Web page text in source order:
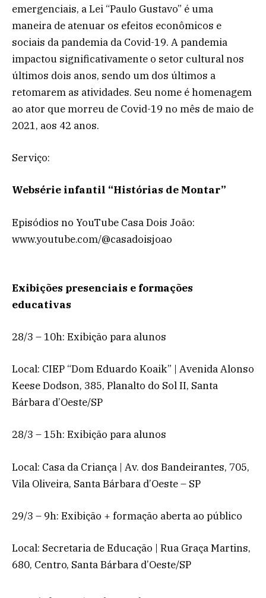
emergenciais, a Lei “Paulo Gustavo” é uma
maneira de atenuar os efeitos econômicos e
sociais da pandemia da Covid-19. A pandemia
impactou significativamente o setor cultural nos
últimos dois anos, sendo um dos últimos a
retomarem as atividades. Seu nome é homenagem
ao ator que morreu de Covid-19 no mês de maio de
2021, aos 42 anos.
Serviço:
Websérie infantil “Histórias de Montar”
Episódios no YouTube Casa Dois João:
www.youtube.com/@casadoisjoao
Exibições presenciais e formações
educativas
28/3 – 10h: Exibição para alunos
Local: CIEP “Dom Eduardo Koaik” | Avenida Alonso
Keese Dodson, 385, Planalto do Sol II, Santa
Bárbara d’Oeste/SP
28/3 – 15h: Exibição para alunos
Local: Casa da Criança | Av. dos Bandeirantes, 705,
Vila Oliveira, Santa Bárbara d’Oeste – SP
29/3 – 9h: Exibição + formação aberta ao público
Local: Secretaria de Educação | Rua Graça Martins,
680, Centro, Santa Bárbara d’Oeste/SP